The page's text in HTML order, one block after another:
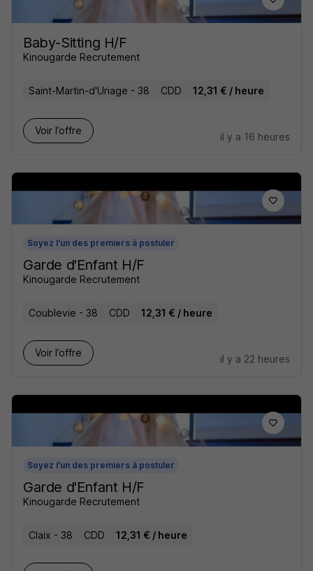
Baby-Sitting H/F
Kinougarde Recrutement
Saint-Martin-d'Uriage - 38 CDD 12,31 € / heure
Voir l’offre
il y a 16 heures
Soyez l'un des premiers à postuler
Garde d'Enfant H/F
Kinougarde Recrutement
Coublevie - 38 CDD 12,31 € / heure
Voir l’offre
il y a 22 heures
Soyez l'un des premiers à postuler
Garde d'Enfant H/F
Kinougarde Recrutement
Claix - 38 CDD 12,31 € / heure